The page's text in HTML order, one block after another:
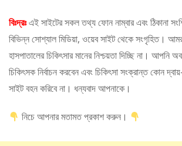
বিঃদ্রঃএই সাইটের সকল তথ্য ফোন নাম্বার এবং ঠিকানা
বিভিন্ন সোশ্যাল মিডিয়া, ওয়েব সাইট থেকে সংগৃহিত।
হাসপাতালের চিকিৎসার মানের নিশ্চয়তা দিচ্ছি না। আপনি
চিকিৎসক নির্বাচন করবেন এবং চিকিৎসা সংক্রান্ত কোন
সাইট বহন করিবে না। ধন্যবাদ আপনাকে।
নিচে আপনার মতামত প্রকাশ করুন।